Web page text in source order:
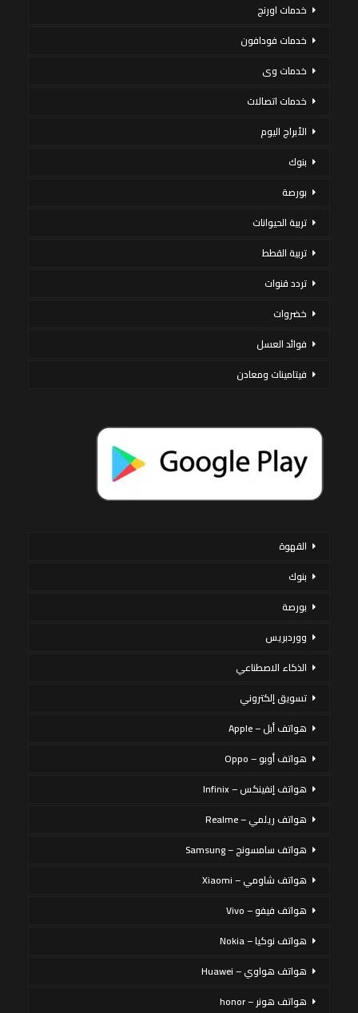
خدمات اورنج
خدمات فودافون
خدمات وى
خدمات اتصالات
الأبراج اليوم
بنوك
بورصة
تربية الحيوانات
تربية القطط
تردد قنوات
خضروات
فوائد العسل
فيتامينات ومعادن
القهوة
بنوك
بورصة
ووردبريس
الذكاء الاصطناعي
تسويق إلكتروني
هواتف أبل – Apple
هواتف أوبو – Oppo
هواتف إنفينكس – Infinix
هواتف ريلمي – Realme
هواتف سامسونج – Samsung
هواتف شاومي – Xiaomi
هواتف فيفو – Vivo
هواتف نوكيا – Nokia
هواتف هواوي – Huawei
هواتف هونر – honor